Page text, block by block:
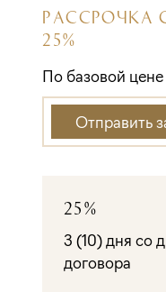
РАССРОЧКА
25%
По базовой цене
Отправить
25%
3 (10) дня со
договора